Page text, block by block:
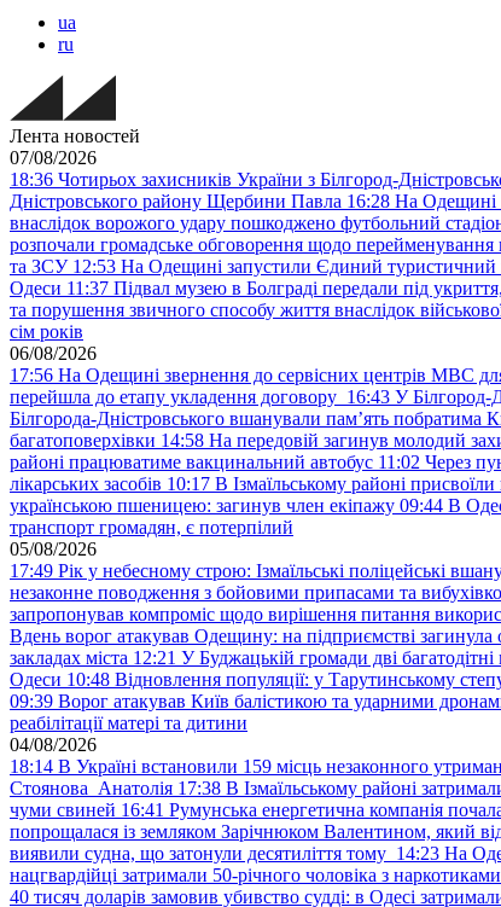
ua
ru
Лента новостей
07/08/2026
18:36 Чотирьох захисників України з Білгород-
Дністровського району Щербини Павла 16:28 На Одещині
внаслідок ворожого удару пошкоджено футбольний
розпочали громадське обговорення щодо перейменування
та ЗСУ 12:53 На Одещині запустили Єдиний туристичний
Одеси 11:37 Підвал музею в Болграді передали під
та порушення звичного способу життя внаслідок військової
сім років
06/08/2026
17:56 На Одещині звернення до сервісних центрів МВС
перейшла до етапу укладення договору 16:43 У Білгород-
Білгорода-Дністровського вшанували пам’ять побратима
багатоповерхівки 14:58 На передовій загинув молодий
районі працюватиме вакцинальний автобус 11:02 Через
лікарських засобів 10:17 В Ізмаїльському районі
українською пшеницею: загинув член екіпажу 09:44 В
транспорт громадян, є потерпілий
05/08/2026
17:49 Рік у небесному строю: Ізмаїльські поліцейські
незаконне поводження з бойовими припасами та
запропонував компроміс щодо вирішення питання
Вдень ворог атакував Одещину: на підприємстві
закладах міста 12:21 У Буджацькій громади дві
Одеси 10:48 Відновлення популяції: у Тарутинському
09:39 Ворог атакував Київ балістикою та ударними
реабілітації матері та дитини
04/08/2026
18:14 В Україні встановили 159 місць незаконного
Стоянова Анатолія 17:38 В Ізмаїльському районі
чуми свиней 16:41 Румунська енергетична компанія
попрощалася із земляком Зарічнюком Валентином, який
виявили судна, що затонули десятиліття тому 14:23 На
нацгвардійці затримали 50-річного чоловіка з наркотиками
40 тисяч доларів замовив убивство судді: в Одесі